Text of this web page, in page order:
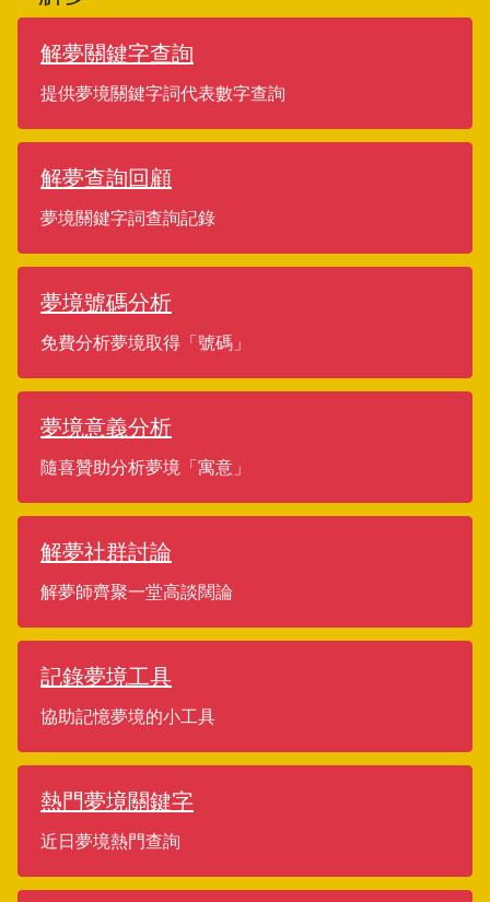
解夢關鍵字查詢
提供夢境關鍵字詞代表數字查詢
解夢查詢回顧
夢境關鍵字詞查詢記錄
夢境號碼分析
免費分析夢境取得「號碼」
夢境意義分析
隨喜贊助分析夢境「寓意」
解夢社群討論
解夢師齊聚一堂高談闊論
記錄夢境工具
協助記憶夢境的小工具
熱門夢境關鍵字
近日夢境熱門查詢